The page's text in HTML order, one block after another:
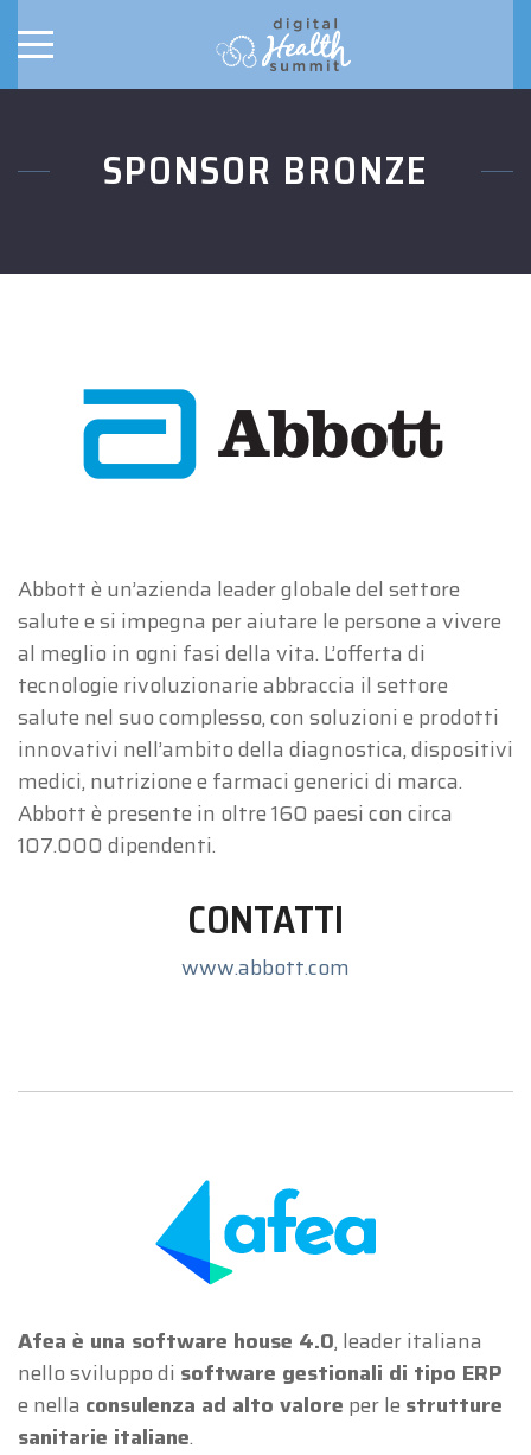
SPONSOR BRONZE
Abbott è un’azienda leader globale del settore
salute e si impegna per aiutare le persone a vivere
al meglio in ogni fasi della vita. L’offerta di
tecnologie rivoluzionarie abbraccia il settore
salute nel suo complesso, con soluzioni e prodotti
innovativi nell’ambito della diagnostica, dispositivi
medici, nutrizione e farmaci generici di marca.
Abbott è presente in oltre 160 paesi con circa
107.000 dipendenti.
CONTATTI
www.abbott.com
Afea è una software house 4.0, leader italiana
nello sviluppo di software gestionali di tipo ERP
e nella consulenza ad alto valore per le strutture
sanitarie italiane.